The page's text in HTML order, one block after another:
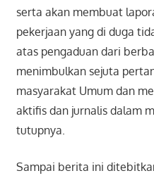
serta akan membuat
pekerjaan yang di duga
atas pengaduan dari
menimbulkan sejuta
masyarakat Umum dan
aktifis dan jurnalis dalam
tutupnya.
Sampai berita ini